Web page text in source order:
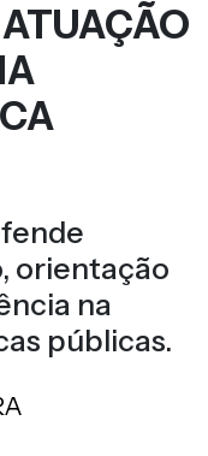
orientação
na
públicas.